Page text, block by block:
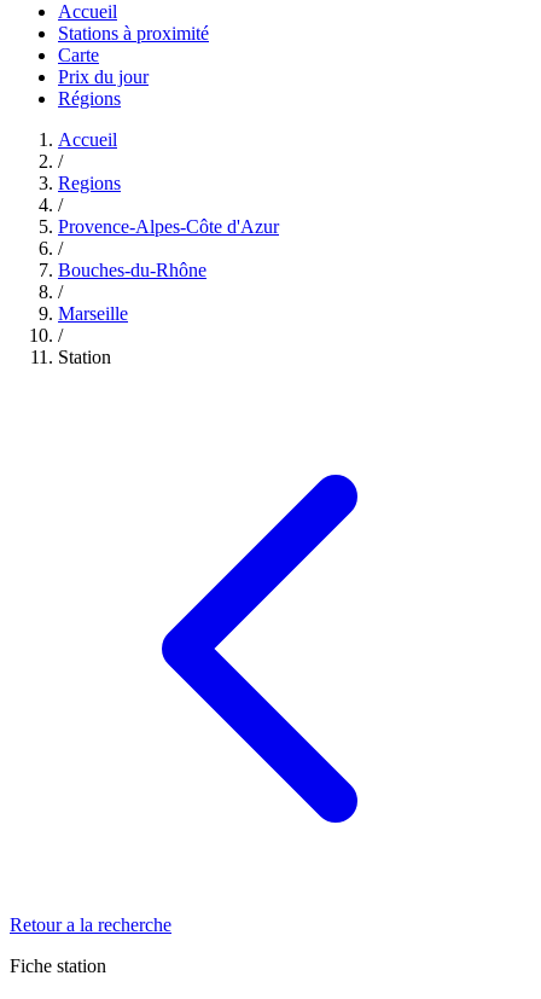
Accueil
Stations à proximité
Carte
Prix du jour
Régions
Accueil
/
Regions
/
Provence-Alpes-Côte d'Azur
/
Bouches-du-Rhône
/
Marseille
/
Station
Retour a la recherche
Fiche station